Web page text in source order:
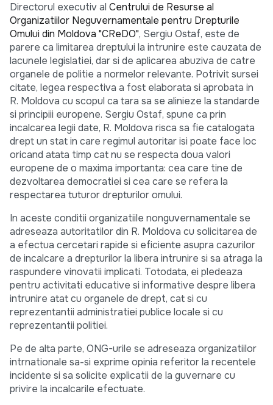
Directorul executiv al Centrului de Resurse al
Organizatiilor Neguvernamentale pentru Drepturile
Omului din Moldova "CReDO", Sergiu Ostaf, este de
parere ca limitarea dreptului la intrunire este cauzata de
lacunele legislatiei, dar si de aplicarea abuziva de catre
organele de politie a normelor relevante. Potrivit sursei
citate, legea respectiva a fost elaborata si aprobata in
R. Moldova cu scopul ca tara sa se alinieze la standarde
si principiii europene. Sergiu Ostaf, spune ca prin
incalcarea legii date, R. Moldova risca sa fie catalogata
drept un stat in care regimul autoritar isi poate face loc
oricand atata timp cat nu se respecta doua valori
europene de o maxima importanta: cea care tine de
dezvoltarea democratiei si cea care se refera la
respectarea tuturor drepturilor omului.
In aceste conditii organizatiile nonguvernamentale se
adreseaza autoritatilor din R. Moldova cu solicitarea de
a efectua cercetari rapide si eficiente asupra cazurilor
de incalcare a drepturilor la libera intrunire si sa atraga la
raspundere vinovatii implicati. Totodata, ei pledeaza
pentru activitati educative si informative despre libera
intrunire atat cu organele de drept, cat si cu
reprezentantii administratiei publice locale si cu
reprezentantii politiei.
Pe de alta parte, ONG-urile se adreseaza organizatiilor
intrnationale sa-si exprime opinia referitor la recentele
incidente si sa solicite explicatii de la guvernare cu
privire la incalcarile efectuate.